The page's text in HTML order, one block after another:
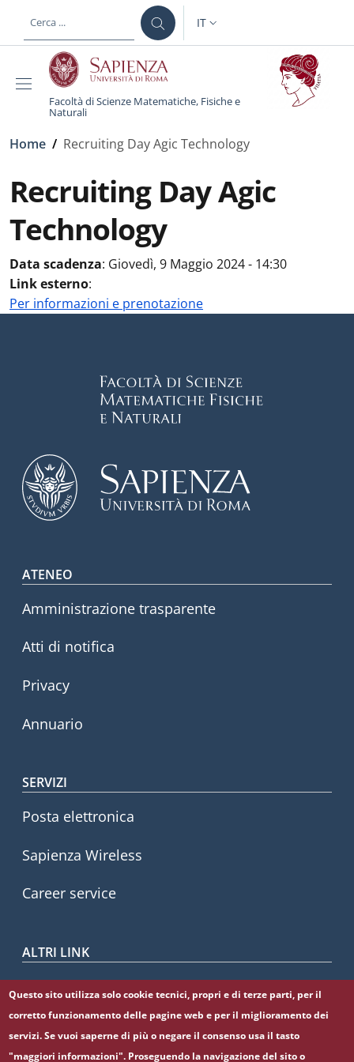
al contenuto principale
SELETTORE LINGUA:
IT
Facoltà di Scienze Matematiche, Fisiche e
Naturali
Briciole di pane
Home / Recruiting Day Agic Technology
Recruiting Day Agic
Technology
Data scadenza: Giovedì, 9 Maggio 2024 - 14:30
Link esterno:
Per informazioni e prenotazione
Footer menu
ATENEO
Amministrazione trasparente
Atti di notifica
Privacy
Annuario
SERVIZI
Posta elettronica
Sapienza Wireless
Career service
ALTRI LINK
CIAO
Sapienza Store
Questo sito utilizza solo cookie tecnici, propri e di terze parti, per il
corretto funzionamento delle pagine web e per il miglioramento dei
servizi. Se vuoi saperne di più o negare il consenso usa il tasto
"maggiori informazioni". Proseguendo la navigazione del sito o